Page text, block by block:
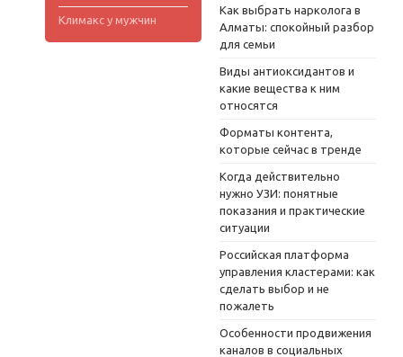
Климакс у мужчин
Как выбрать нарколога в
Алматы: спокойный разбор
для семьи
Виды антиоксидантов и
какие вещества к ним
относятся
Форматы контента,
которые сейчас в тренде
Когда действительно
нужно УЗИ: понятные
показания и практические
ситуации
Российская платформа
управления кластерами: как
сделать выбор и не
пожалеть
Особенности продвижения
каналов в социальных